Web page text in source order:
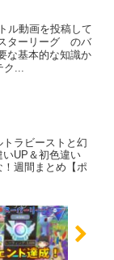
ル動画を投稿して
ターリーグ のバ
な基本的な知識か
ク...
ラビーストと幻
UP＆初色違い
週間まとめ【ポ